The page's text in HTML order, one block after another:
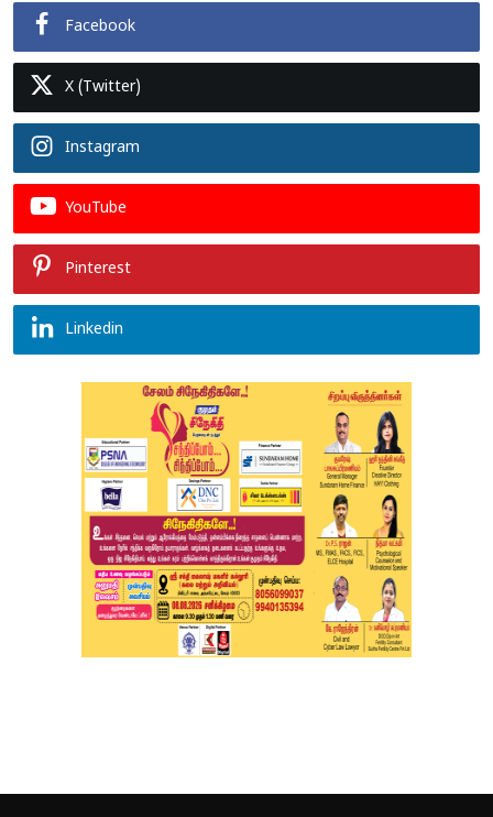
Facebook
X (Twitter)
Instagram
YouTube
Pinterest
Linkedin